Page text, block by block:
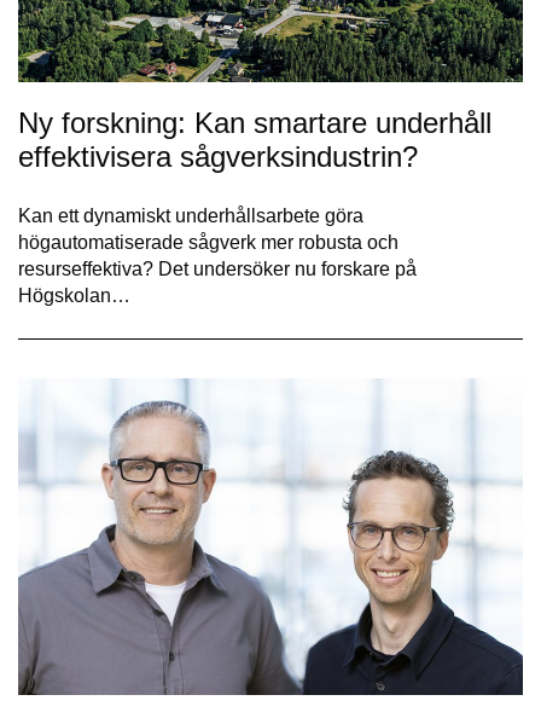
Ny forskning: Kan smartare underhåll
effektivisera sågverksindustrin?
Kan ett dynamiskt underhållsarbete göra
högautomatiserade sågverk mer robusta och
resurseffektiva? Det undersöker nu forskare på
Högskolan…